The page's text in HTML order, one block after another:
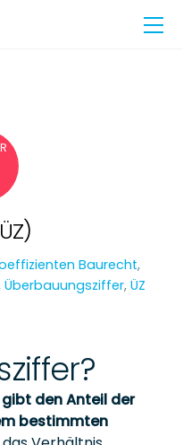
Baurecht,
Überbauungsziffer,ÜZ
den Anteil der
bestimmten